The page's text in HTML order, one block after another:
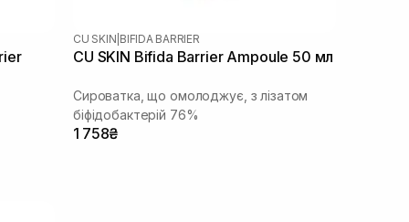
CU SKIN BIFIDA BARRIER
CU SKIN Bifida Barrier Ampoule 50 мл
Сироватка, що омолоджує, з лізатом
біфідобактерій 76%
1 758₴